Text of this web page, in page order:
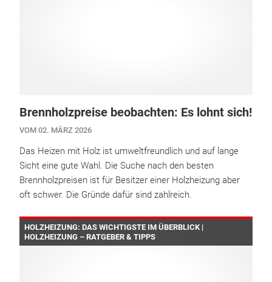
Brennholzpreise beobachten: Es lohnt sich!
VOM 02. MÄRZ 2026
Das Heizen mit Holz ist umweltfreundlich und auf lange
Sicht eine gute Wahl. Die Suche nach den besten
Brennholzpreisen ist für Besitzer einer Holzheizung aber
oft schwer. Die Gründe dafür sind zahlreich.
HOLZHEIZUNG: DAS WICHTIGSTE IM ÜBERBLICK |
HOLZHEIZUNG – RATGEBER & TIPPS